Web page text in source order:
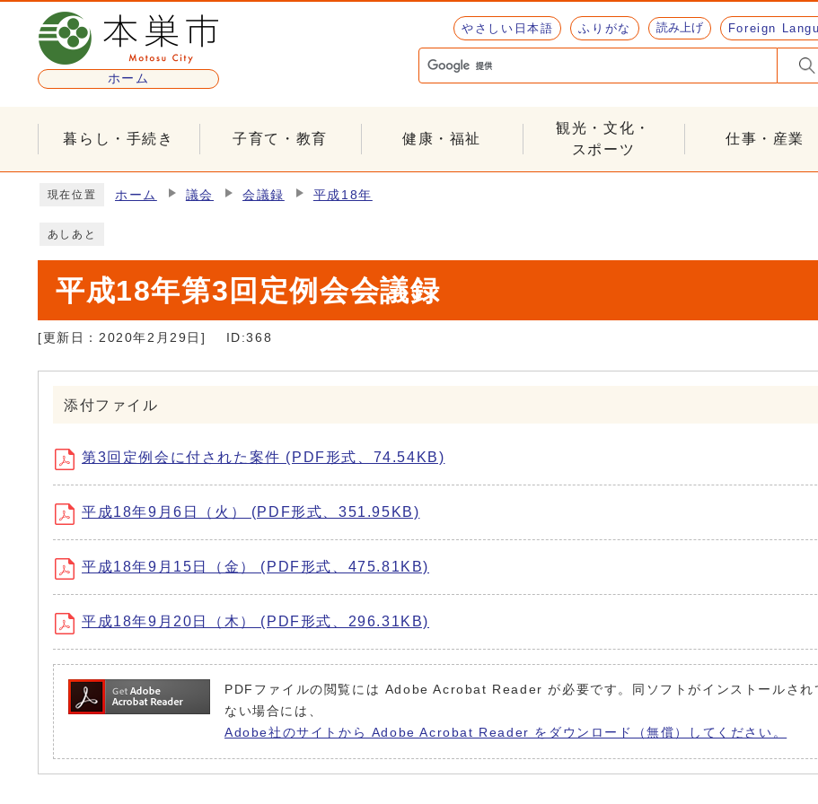
ページの先頭です
ホーム
やさしい日本語 ふりがな 読み上げ Foreign
暮らし・手続き 子育て・教育 健康・福祉
観光・文化・
スポーツ
仕事・産業
現在位置 ホーム 議会 会議録 平成18年
あしあと
平成18年第3回定例会会議録
[更新日： 2020年2月29日 ] ID:368
添付ファイル
第3回定例会に付された案件 (PDF形式、74.54KB)
平成18年9月6日（火） (PDF形式、351.95KB)
平成18年9月15日（金） (PDF形式、475.81KB)
平成18年9月20日（木） (PDF形式、296.31KB)
PDFファイルの閲覧には Adobe Acrobat Reader が必要です。同ソフトがインストールされ
ない場合には、
Adobe社のサイトから Adobe Acrobat Reader をダウンロード（無償）してください。